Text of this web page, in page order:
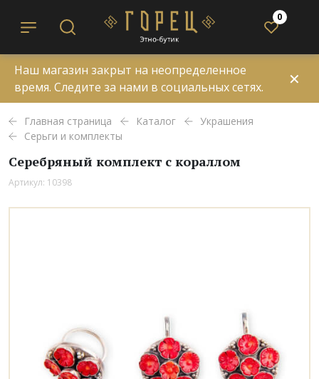
0
Наш магазин закрыт на неопределенное
время. Следите за нами в социальных сетях.
✕
Главная страница Каталог
Украшения
Серьги и комплекты
Серебряный комплект с кораллом
Артикул: 10398